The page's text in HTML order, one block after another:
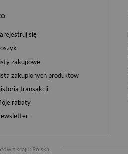
się
zakupowe
zakupionych produktów
transakcji
rabaty
z kraju: Polska